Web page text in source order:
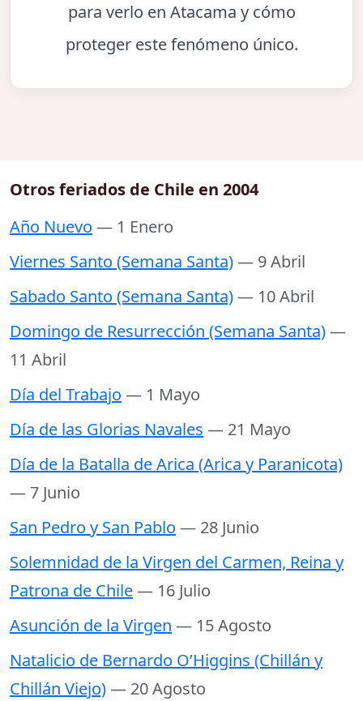
para verlo en Atacama y cómo
proteger este fenómeno único.
Otros feriados de Chile en 2004
Año Nuevo — 1 Enero
Viernes Santo (Semana Santa)— 9 Abril
Sabado Santo (Semana Santa)— 10 Abril
Domingo de Resurrección (Semana Santa)—
11 Abril
Día del Trabajo — 1 Mayo
Día de las Glorias Navales — 21 Mayo
Día de la Batalla de Arica (Arica y Paranicota)
— 7 Junio
San Pedro y San Pablo — 28 Junio
Solemnidad de la Virgen del Carmen, Reina y
Patrona de Chile— 16 Julio
Asunción de la Virgen — 15 Agosto
Natalicio de Bernardo O’Higgins (Chillán y
Chillán Viejo)— 20 Agosto